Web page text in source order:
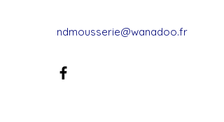
ndmousserie@wanadoo.fr